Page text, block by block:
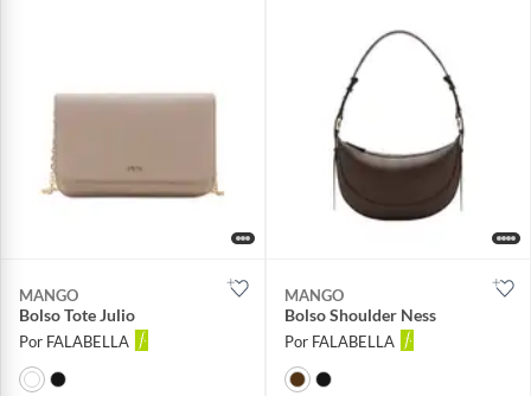
MANGO
Bolso Tote Julio
Por FALABELLA
MANGO
Bolso Shoulder Ness
Por FALABELLA